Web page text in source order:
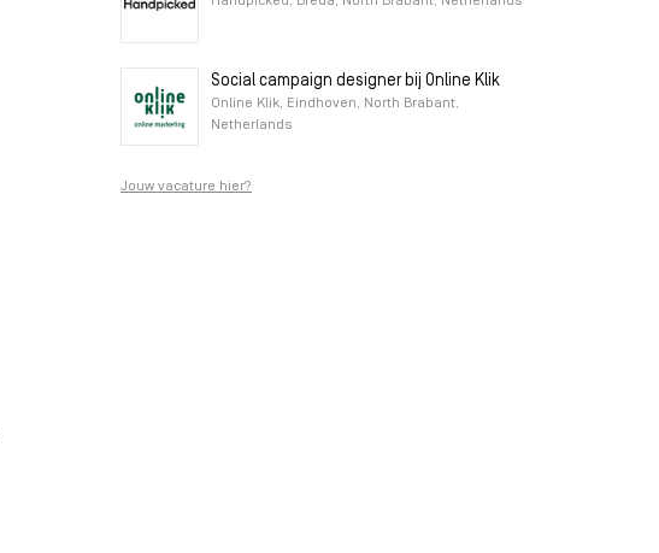
Social campaign designer bij Online Klik
Online Klik, Eindhoven, North Brabant,
Netherlands
Jouw vacature hier?